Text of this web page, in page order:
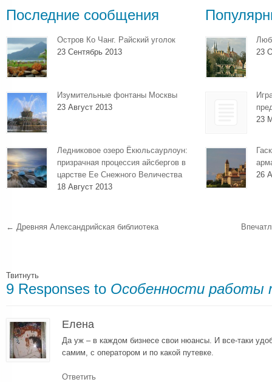
Последние сообщения
Остров Ко Чанг. Райский уголок
23 Сентябрь 2013
Изумительные фонтаны Москвы
23 Август 2013
Ледниковое озеро Ёкюльсаурлоун:
призрачная процессия айсбергов в
царстве Ее Снежного Величества
18 Август 2013
23
23
26
← Древняя Александрийская библиотека
Твитнуть
9 Responses to Особенности работы
Елена
Да уж – в каждом бизнесе свои нюансы. И все-таки
самим, с оператором и по какой путевке.
Ответить